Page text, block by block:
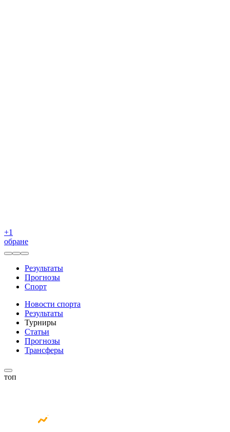
+1
обране
Результаты
Прогнозы
Спорт
Новости спорта
Результаты
Турниры
Статьи
Прогнозы
Трансферы
топ